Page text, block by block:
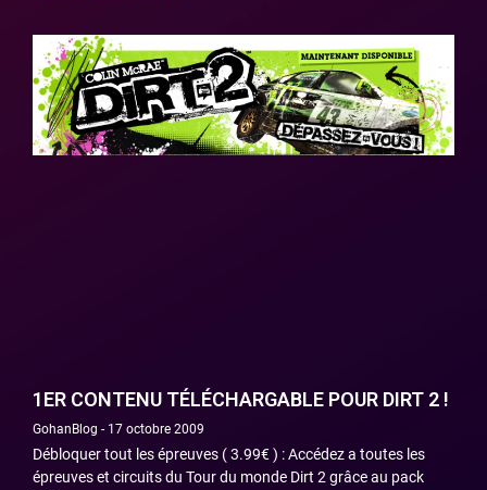
1ER CONTENU TÉLÉCHARGABLE POUR DIRT 2 !
GohanBlog 17 octobre 2009
Débloquer tout les épreuves ( 3.99€ ) : Accédez a toutes les
épreuves et circuits du Tour du monde Dirt 2 grâce au pack